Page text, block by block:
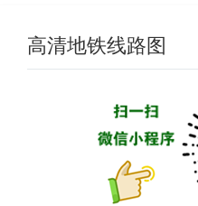
高清地铁线路图